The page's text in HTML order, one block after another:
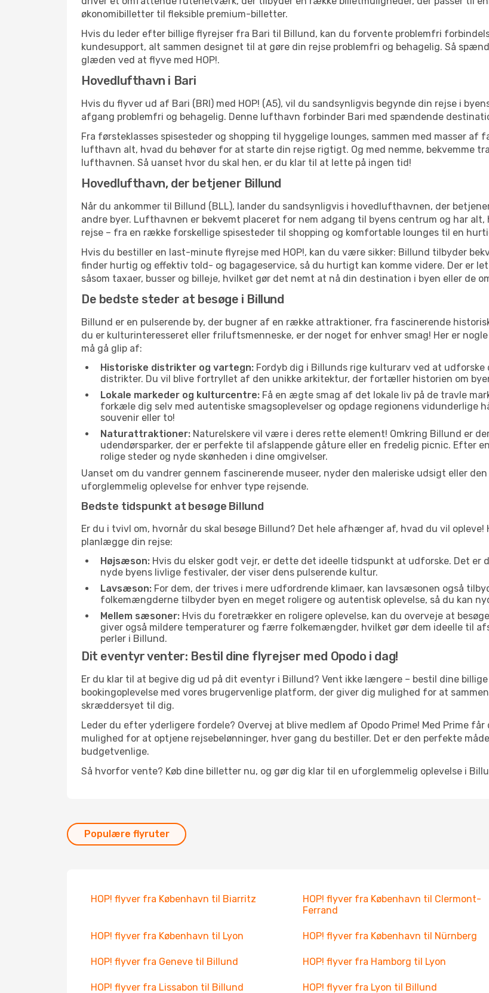
økonomibilletter til fleksible premium-billetter.
Hvis du leder efter billige flyrejser fra Bari til Billund, kan du forvente problemfri
kundesupport, alt sammen designet til at gøre din rejse problemfri og behagelig. Så
glæden ved at flyve med HOP!.
Hovedlufthavn i Bari
Hvis du flyver ud af Bari (BRI) med HOP! (A5), vil du sandsynligvis begynde din rejse i
afgang problemfri og behagelig. Denne lufthavn forbinder Bari med spændende
Fra førsteklasses spisesteder og shopping til hyggelige lounges, sammen med masser
lufthavn alt, hvad du behøver for at starte din rejse rigtigt. Og med nemme, bekvemme
lufthavnen. Så uanset hvor du skal hen, er du klar til at lette på ingen tid!
Hovedlufthavn, der betjener Billund
Når du ankommer til Billund (BLL), lander du sandsynligvis i hovedlufthavnen, der
andre byer. Lufthavnen er bekvemt placeret for nem adgang til byens centrum og har
rejse – fra en række forskellige spisesteder til shopping og komfortable lounges til en
Hvis du bestiller en last-minute flyrejse med HOP!, kan du være sikker: Billund tilbyder
finder hurtig og effektiv told- og bagageservice, så du hurtigt kan komme videre. Der er
såsom taxaer, busser og billeje, hvilket gør det nemt at nå din destination i byen eller de
De bedste steder at besøge i Billund
Billund er en pulserende by, der bugner af en række attraktioner, fra fascinerende
du er kulturinteresseret eller friluftsmenneske, er der noget for enhver smag! Her er
må gå glip af:
Historiske distrikter og vartegn: Fordyb dig i Billunds rige kulturarv ved at
distrikter. Du vil blive fortryllet af den unikke arkitektur, der fortæller historien om
Lokale markeder og kulturcentre: Få en ægte smag af det lokale liv på de travle
forkæle dig selv med autentiske smagsoplevelser og opdage regionens vidunderlige
souvenir eller to!
Naturattraktioner: Naturelskere vil være i deres rette element! Omkring Billund er
udendørsparker, der er perfekte til afslappende gåture eller en fredelig picnic. Efter
rolige steder og nyde skønheden i dine omgivelser.
Uanset om du vandrer gennem fascinerende museer, nyder den maleriske udsigt eller
uforglemmelig oplevelse for enhver type rejsende.
Bedste tidspunkt at besøge Billund
Er du i tvivl om, hvornår du skal besøge Billund? Det hele afhænger af, hvad du vil
planlægge din rejse:
Højsæson: Hvis du elsker godt vejr, er dette det ideelle tidspunkt at udforske. Det
nyde byens livlige festivaler, der viser dens pulserende kultur.
Lavsæson: For dem, der trives i mere udfordrende klimaer, kan lavsæsonen også
folkemængderne tilbyder byen en meget roligere og autentisk oplevelse, så du kan
Mellem sæsoner: Hvis du foretrækker en roligere oplevelse, kan du overveje at
giver også mildere temperaturer og færre folkemængder, hvilket gør dem ideelle til
perler i Billund.
Dit eventyr venter: Bestil dine flyrejser med Opodo i dag!
Er du klar til at begive dig ud på dit eventyr i Billund? Vent ikke længere – bestil dine
bookingoplevelse med vores brugervenlige platform, der giver dig mulighed for at
skræddersyet til dig.
Leder du efter yderligere fordele? Overvej at blive medlem af Opodo Prime! Med Prime
mulighed for at optjene rejsebelønninger, hver gang du bestiller. Det er den perfekte
budgetvenlige.
Så hvorfor vente? Køb dine billetter nu, og gør dig klar til en uforglemmelig oplevelse i
Populære flyruter
HOP! flyver fra København til Biarritz
HOP! flyver fra København til Clermont-
Ferrand
HOP! flyver fra København til Lyon HOP! flyver fra København til Nürnberg
HOP! flyver fra Geneve til Billund HOP! flyver fra Hamborg til Lyon
HOP! flyver fra Lissabon til Billund HOP! flyver fra Lyon til Billund